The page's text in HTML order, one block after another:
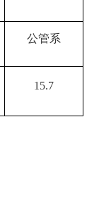
公管系
15.7